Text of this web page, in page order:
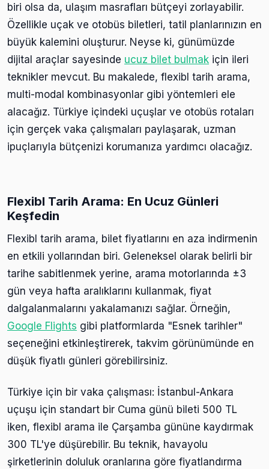
biri olsa da, ulaşım masrafları bütçeyi zorlayabilir.
Özellikle uçak ve otobüs biletleri, tatil planlarınızın en
büyük kalemini oluşturur. Neyse ki, günümüzde
dijital araçlar sayesinde ucuz bilet bulmak için ileri
teknikler mevcut. Bu makalede, flexibl tarih arama,
multi-modal kombinasyonlar gibi yöntemleri ele
alacağız. Türkiye içindeki uçuşlar ve otobüs rotaları
için gerçek vaka çalışmaları paylaşarak, uzman
ipuçlarıyla bütçenizi korumanıza yardımcı olacağız.
Flexibl Tarih Arama: En Ucuz Günleri
Keşfedin
Flexibl tarih arama, bilet fiyatlarını en aza indirmenin
en etkili yollarından biri. Geleneksel olarak belirli bir
tarihe sabitlenmek yerine, arama motorlarında ±3
gün veya hafta aralıklarını kullanmak, fiyat
dalgalanmalarını yakalamanızı sağlar. Örneğin,
Google Flights gibi platformlarda "Esnek tarihler"
seçeneğini etkinleştirerek, takvim görünümünde en
düşük fiyatlı günleri görebilirsiniz.
Türkiye için bir vaka çalışması: İstanbul-Ankara
uçuşu için standart bir Cuma günü bileti 500 TL
iken, flexibl arama ile Çarşamba gününe kaydırmak
300 TL'ye düşürebilir. Bu teknik, havayolu
şirketlerinin doluluk oranlarına göre fiyatlandırma